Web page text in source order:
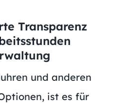
Transparenz
und anderen
ist es für